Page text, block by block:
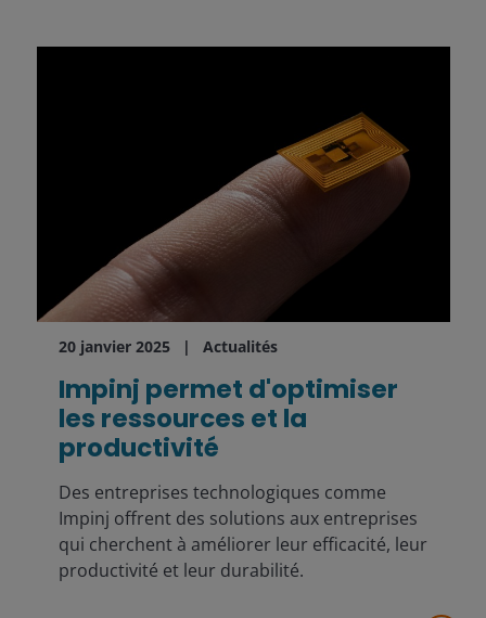
20 janvier 2025 Actualités
Impinj permet d'optimiser
les ressources et la
productivité
Des entreprises technologiques comme
Impinj offrent des solutions aux entreprises
qui cherchent à améliorer leur efficacité, leur
productivité et leur durabilité.